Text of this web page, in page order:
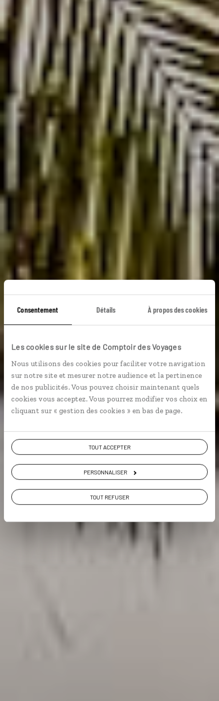
Consentement Détails À propos des cookies
Les cookies sur le site de Comptoir des Voyages
Nous utilisons des cookies pour faciliter votre navigation
sur notre site et mesurer notre audience et la pertinence
de nos publicités. Vous pouvez choisir maintenant quels
cookies vous acceptez. Vous pourrez modifier vos choix en
cliquant sur « gestion des cookies » en bas de page.
TOUT ACCEPTER
PERSONNALISER
TOUT REFUSER
Trois îles à deux
Voyage de noces aux Seychelles : Praslin, La Digue,
Silhouette.
En amoureux Plages etc.
Seychelles
VOIR LA GALERIE PHOTOS